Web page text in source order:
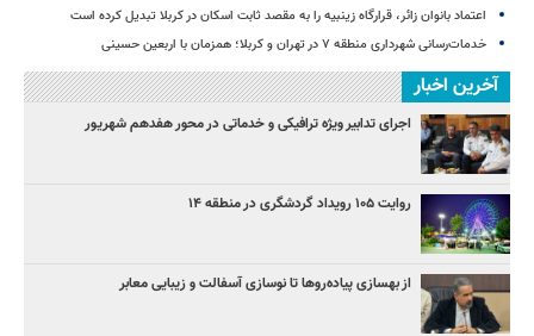
اعتماد بانوان زائر، قرارگاه زینبیه را به مقصد ثابت اسکان در کربلا تبدیل کرده است
خدمات‌رسانی شهرداری منطقه ۷ در تهران و کربلا؛ همزمان با اربعین حسینی
آخرین اخبار
اجرای تدابیر ویژه ترافیکی و خدماتی در محور هفدهم شهریور
روایت ۱۰۵ رویداد گردشگری در منطقه ۱۴
از بهسازی پیاده‌روها تا نوسازی آسفالت و زیبایی معابر